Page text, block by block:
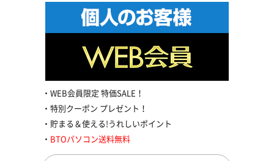
WEB会員限定 特価SALE！
特別クーポン プレゼント！
貯まる＆使える!うれしいポイント
BTOパソコン送料無料